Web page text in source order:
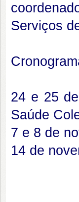
Serviços
24 e 25
Saúde
7 e 8 de
14 de